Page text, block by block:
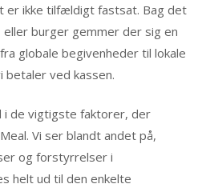
ikke tilfældigt fastsat. Bag det
burger gemmer der sig en
globale begivenheder til lokale
betaler ved kassen.
i de vigtigste faktorer, der
Vi ser blandt andet på,
og forstyrrelser i
helt ud til den enkelte